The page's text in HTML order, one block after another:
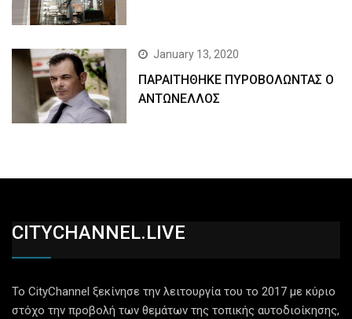
January 13, 2020
ΠΑΡΑΙΤΗΘΗΚΕ ΠΥΡΟΒΟΛΩΝΤΑΣ Ο
ΑΝΤΩΝΕΛΛΟΣ
CITYCHANNEL.LIVE
Το CityChannel ξεκίνησε την λειτουργία του το 2017 με κύριο
στόχο την προβολή των θεμάτων της τοπικής αυτοδιοίκησης,